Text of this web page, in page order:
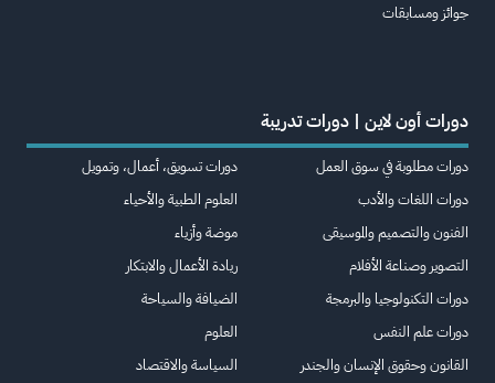
جوائز ومسابقات
دورات أون لاين | دورات تدريبة
دورات مطلوبة في سوق العمل
دورات اللغات والأدب
الفنون والتصميم والموسيقى
التصوير وصناعة الأفلام
دورات التكنولوجيا والبرمجة
دورات علم النفس
القانون وحقوق الإنسان والجندر
دورات تسويق، أعمال، وتمويل
العلوم الطبية والأحياء
موضة وأزياء
ريادة الأعمال والابتكار
الضيافة والسياحة
العلوم
السياسة والاقتصاد